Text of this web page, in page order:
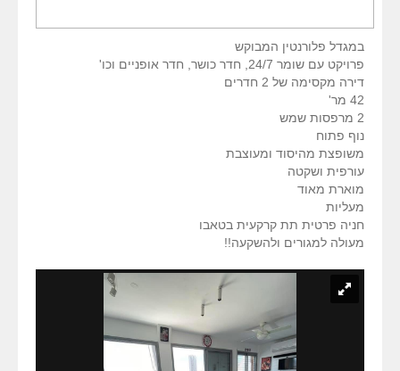
במגדל פלורנטין המבוקש
פרויקט עם שומר 24/7, חדר כושר, חדר אופניים וכו'
דירה מקסימה של 2 חדרים
42 מר'
2 מרפסות שמש
נוף פתוח
משופצת מהיסוד ומעוצבת
עורפית ושקטה
מוארת מאוד
מעליות
חניה פרטית תת קרקעית בטאבו
מעולה למגורים ולהשקעה!!